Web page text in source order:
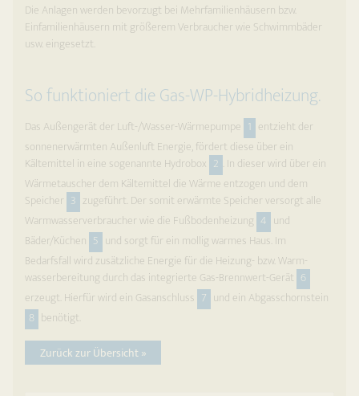
Die Anlagen werden bevorzugt bei Mehrfamilienhäusern bzw.
Einfamilienhäusern mit größerem Verbraucher wie Schwimmbäder
usw. eingesetzt.
So funktioniert die Gas-WP-Hybridheizung.
Das Außengerät der Luft-/Wasser-Wärmepumpe 1 entzieht der
sonnen­erwärmten Außenluft Energie, fördert diese über ein
Kältemittel in eine sogenannte Hydrobox 2 . In dieser wird über ein
Wärmetauscher dem Kältemittel die Wärme entzogen und dem
Speicher 3 zugeführt. Der somit erwärmte Speicher versorgt alle
Warmwasserverbraucher wie die Fußboden­heizung 4 und
Bäder/Küchen 5 und sorgt für ein mollig warmes Haus. Im
Bedarfsfall wird zusätzliche Energie für die Heizung- bzw. Warm­
wasser­bereitung durch das integrierte Gas-Brennwert-Gerät 6
erzeugt. Hierfür wird ein Gasan­schluss 7 und ein Abgasschornstein
8 benötigt.
Zurück zur Übersicht »